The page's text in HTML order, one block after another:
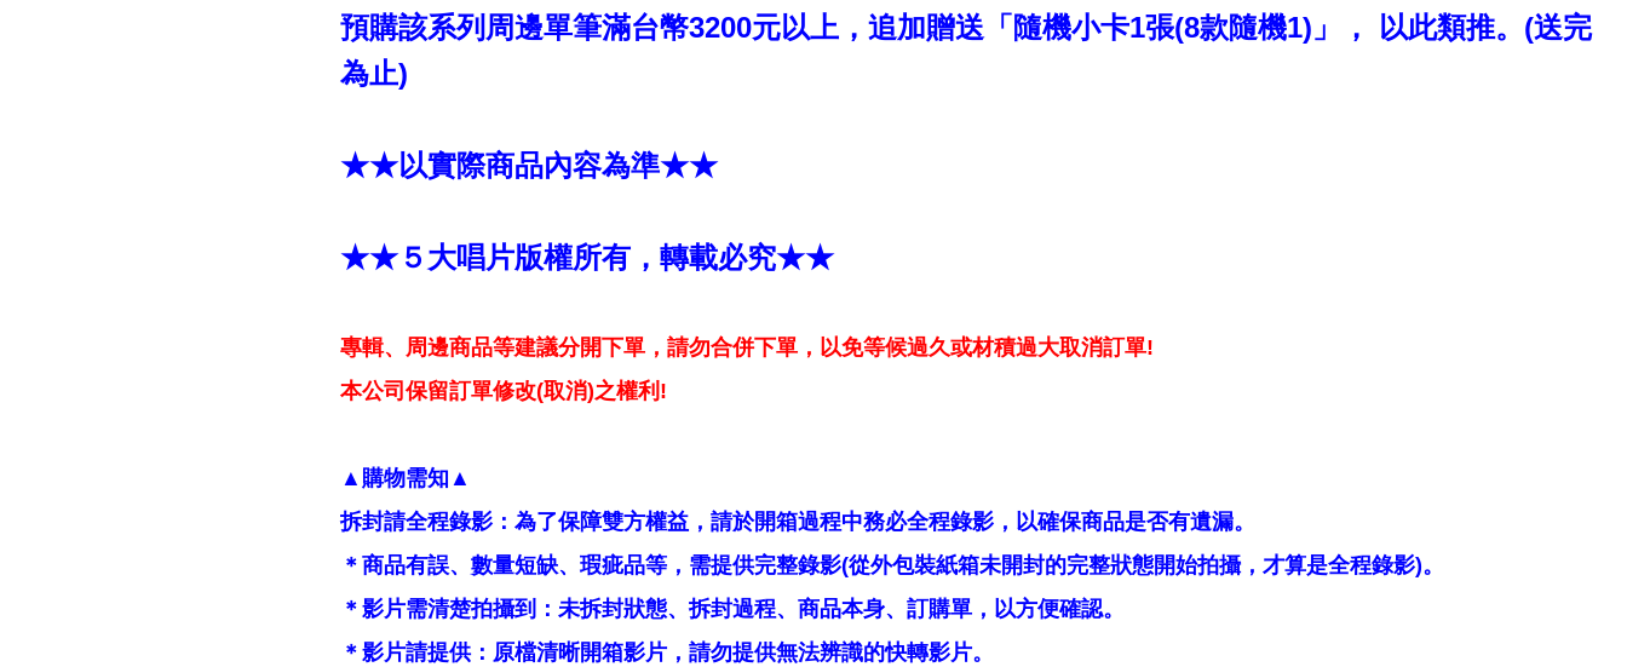
預購該系列周邊單筆滿台幣3200元以上，追加贈送「隨機小卡1張(8款隨機1)」， 以此類推。(送完
為止)
★★以實際商品內容為準★★
★★５大唱片版權所有，轉載必究★★
專輯、周邊商品等建議分開下單，請勿合併下單，以免等候過久或材積過大取消訂單!
本公司保留訂單修改(取消)之權利!
▲購物需知▲
拆封請全程錄影：為了保障雙方權益，請於開箱過程中務必全程錄影，以確保商品是否有遺漏。
＊商品有誤、數量短缺、瑕疵品等，需提供完整錄影(從外包裝紙箱未開封的完整狀態開始拍攝，才算是全程錄影)。
＊影片需清楚拍攝到：未拆封狀態、拆封過程、商品本身、訂購單，以方便確認。
＊影片請提供：原檔清晰開箱影片，請勿提供無法辨識的快轉影片。